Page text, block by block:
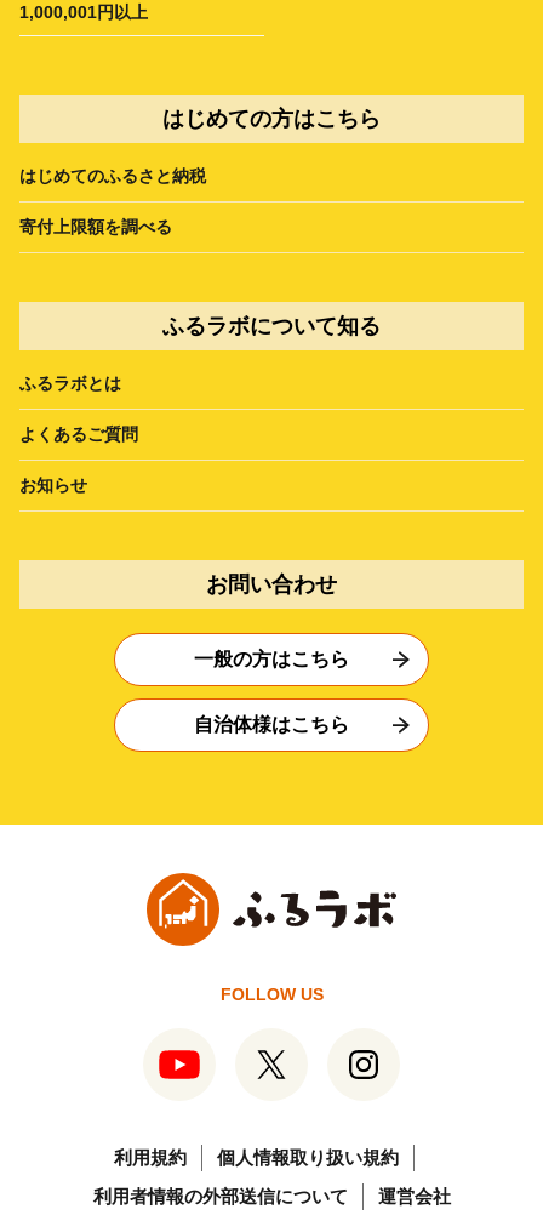
1,000,001円以上
はじめての方はこちら
はじめてのふるさと納税
寄付上限額を調べる
ふるラボについて知る
ふるラボとは
よくあるご質問
お知らせ
お問い合わせ
一般の方はこちら
自治体様はこちら
FOLLOW US
利用規約
個人情報取り扱い規約
利用者情報の外部送信について
運営会社